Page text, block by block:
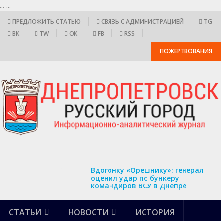
... ...
ПРЕДЛОЖИТЬ СТАТЬЮ СВЯЗЬ С АДМИНИСТРАЦИЕЙ
TG
ВК
TW ОК FB RSS
ПОЖЕРТВОВАНИЯ
Вдогонку «Орешнику»: генерал
оценил удар по бункеру
командиров ВСУ в Днепре
СТАТЬИ НОВОСТИ ИСТОРИЯ